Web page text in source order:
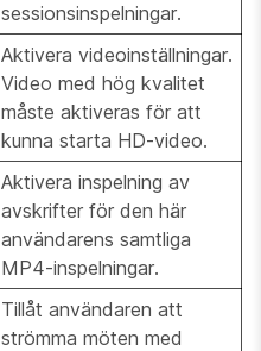
sessionsinspelningar.
Aktivera videoinställningar.
Video med hög kvalitet
måste aktiveras för att
kunna starta HD-video.
Aktivera inspelning av
avskrifter för den här
användarens samtliga
MP4-inspelningar.
Tillåt användaren att
strömma möten med